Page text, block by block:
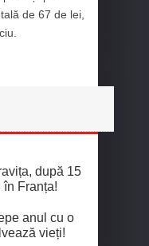
de 67 de lei,
după 15
Franța!
anul cu o
vieți!